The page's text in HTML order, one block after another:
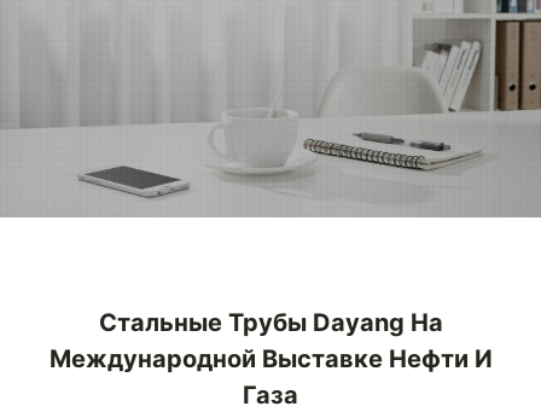
Стальные Трубы Dayang На
Международной Выставке Нефти И
Газа